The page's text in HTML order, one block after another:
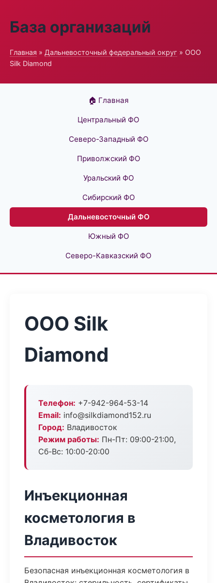
База организаций
Главная » Дальневосточный федеральный округ » ООО
Silk Diamond
🏠 Главная
Центральный ФО
Северо-Западный ФО
Приволжский ФО
Уральский ФО
Сибирский ФО
Дальневосточный ФО
Южный ФО
Северо-Кавказский ФО
ООО Silk
Diamond
Телефон: +7-942-964-53-14
Email: info@silkdiamond152.ru
Город: Владивосток
Режим работы: Пн-Пт: 09:00-21:00,
Сб-Вс: 10:00-20:00
Инъекционная
косметология в
Владивосток
Безопасная инъекционная косметология в